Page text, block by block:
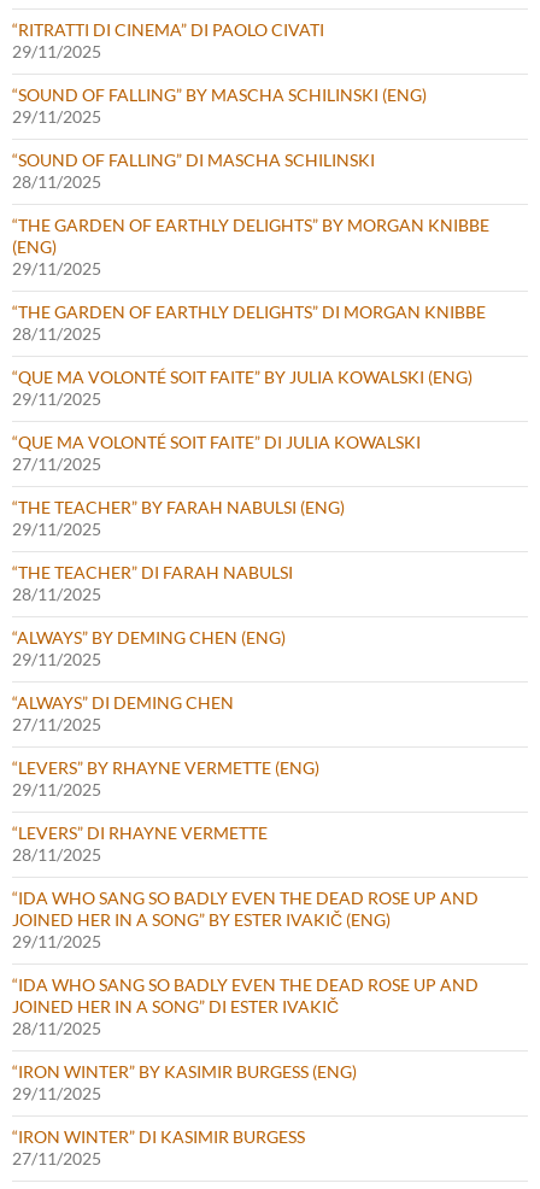
“RITRATTI DI CINEMA” DI PAOLO CIVATI
29/11/2025
“SOUND OF FALLING” BY MASCHA SCHILINSKI (ENG)
29/11/2025
“SOUND OF FALLING” DI MASCHA SCHILINSKI
28/11/2025
“THE GARDEN OF EARTHLY DELIGHTS” BY MORGAN KNIBBE
(ENG)
29/11/2025
“THE GARDEN OF EARTHLY DELIGHTS” DI MORGAN KNIBBE
28/11/2025
“QUE MA VOLONTÉ SOIT FAITE” BY JULIA KOWALSKI (ENG)
29/11/2025
“QUE MA VOLONTÉ SOIT FAITE” DI JULIA KOWALSKI
27/11/2025
“THE TEACHER” BY FARAH NABULSI (ENG)
29/11/2025
“THE TEACHER” DI FARAH NABULSI
28/11/2025
“ALWAYS” BY DEMING CHEN (ENG)
29/11/2025
“ALWAYS” DI DEMING CHEN
27/11/2025
“LEVERS” BY RHAYNE VERMETTE (ENG)
29/11/2025
“LEVERS” DI RHAYNE VERMETTE
28/11/2025
“IDA WHO SANG SO BADLY EVEN THE DEAD ROSE UP AND
JOINED HER IN A SONG” BY ESTER IVAKIČ (ENG)
29/11/2025
“IDA WHO SANG SO BADLY EVEN THE DEAD ROSE UP AND
JOINED HER IN A SONG” DI ESTER IVAKIČ
28/11/2025
“IRON WINTER” BY KASIMIR BURGESS (ENG)
29/11/2025
“IRON WINTER” DI KASIMIR BURGESS
27/11/2025